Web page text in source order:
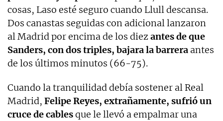
cosas, Laso esté seguro cuando Llull descansa.
Dos canastas seguidas con adicional lanzaron
al Madrid por encima de los diezantes de que
Sanders, con dos triples, bajara la barrera antes
de los últimos minutos (66-75).
Cuando la tranquilidad debía sostener al Real
Madrid, Felipe Reyes, extrañamente, sufrió un
cruce de cablesque le llevó a empalmar una